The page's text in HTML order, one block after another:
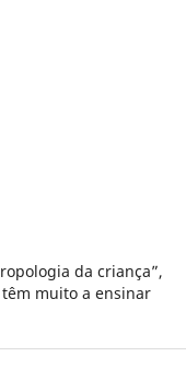
da criança”,
muito a ensinar